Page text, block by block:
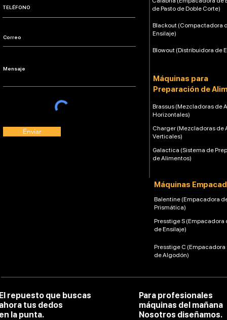
Enviar
de Pasto de Doble Corte)
Blackout (Compactadora
Ensilaje)
Blowout (Distribuidora de
Máquinas para
Preparación de
Brassus (Mezcladoras de
Horizontales)
Charger (Mezcladoras de
Verticales)
Galactica (Sistema de
de Alimentos)
Máquinas
Balentine (Empacadora
Prismática)
Presstige S (Empacadora
de Ensilaje)
Presstige C (Empacadora
de Algodón)
repuesto que buscas
tus dedos
la punta.
Para profesionales
máquinas del mañana
Nosotros diseñamos.